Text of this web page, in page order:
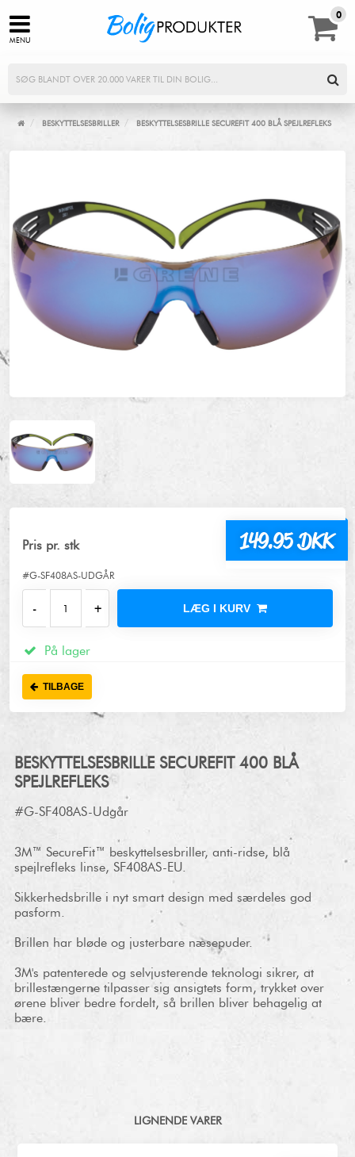
MENU
0,000
/ BESKYTTELSESBRILLER/ BESKYTTELSESBRILLE SECUREFIT 400 BLÅ SPEJLREFLEKS
149.95 DKK
Pris pr. stk
#G-SF408AS-UDGÅR
LÆG I KURV
På lager
TILBAGE
BESKYTTELSESBRILLE SECUREFIT 400 BLÅ
SPEJLREFLEKS
#G-SF408AS-Udgår
3M™ SecureFit™ beskyttelsesbriller, anti-ridse, blå
spejlrefleks linse, SF408AS-EU.
Sikkerhedsbrille i nyt smart design med særdeles god
pasform.
Brillen har bløde og justerbare næsepuder.
3M's patenterede og selvjusterende teknologi sikrer, at
brillestængerne tilpasser sig ansigtets form, trykket over
ørene bliver bedre fordelt, så brillen bliver behagelig at
bære.
LIGNENDE VARER